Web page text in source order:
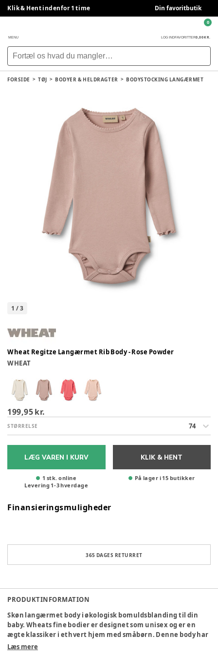
Klik & Hent indenfor 1 time Din favoritbutik
MENU LOG INDFAVORITTER0,00 KR.
0
FORSIDE TØJ BODYER & HELDRAGTER BODYSTOCKING LANGÆRMET
1 /3
Wheat Regitze Langærmet Rib Body - Rose Powder
WHEAT
199,95 kr.
STØRRELSE 74
LÆG VAREN I KURV
1 stk. online
Levering 1-3hverdage
KLIK & HENT
På lager i 15 butikker
Finansieringsmuligheder
365 DAGES RETURRET
PRODUKTINFORMATION
Skøn langærmet body i økologisk bomuldsblanding til din
baby. Wheats fine bodier er designet som unisex og er en
ægte klassiker i ethvert hjem med småbørn. Denne body har
trykknapper på den ene skulder samt i skridtet for øget
Læs mere